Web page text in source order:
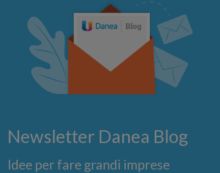
Newsletter Danea Blog
Idee per fare grandi imprese